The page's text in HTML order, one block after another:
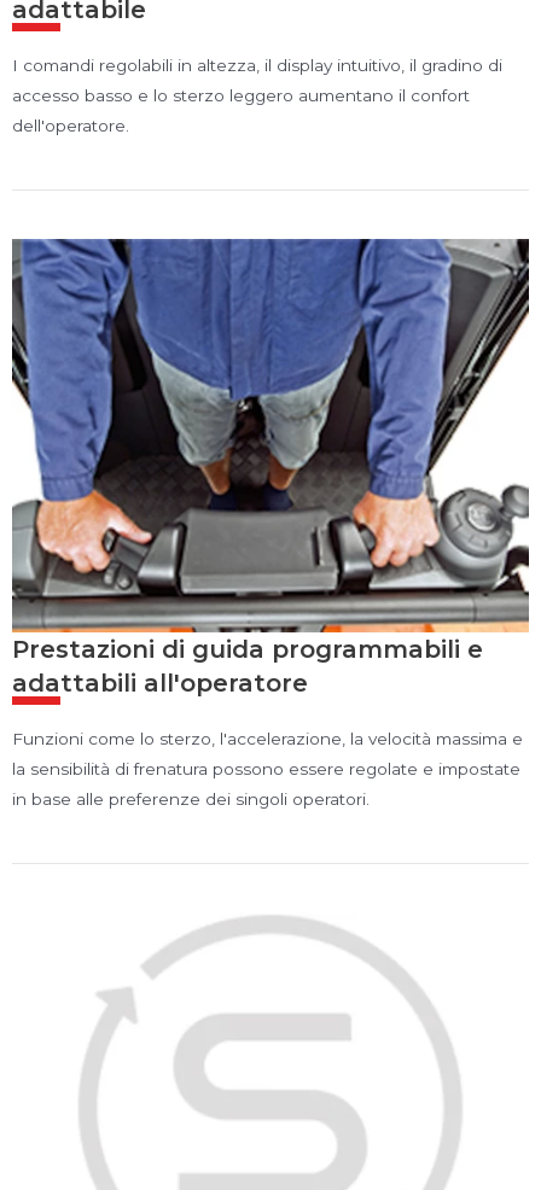
adattabile
I comandi regolabili in altezza, il display intuitivo, il gradino di
accesso basso e lo sterzo leggero aumentano il confort
dell'operatore.
Prestazioni di guida programmabili e
adattabili all'operatore
Funzioni come lo sterzo, l'accelerazione, la velocità massima e
la sensibilità di frenatura possono essere regolate e impostate
in base alle preferenze dei singoli operatori.